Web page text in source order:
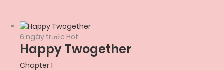
6 ngày trước Hot
Happy Twogether
Chapter 1